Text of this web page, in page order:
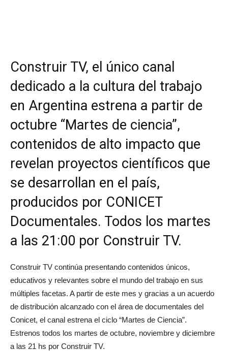
Construir TV, el único canal
dedicado a la cultura del trabajo
en Argentina estrena a partir de
octubre “Martes de ciencia”,
contenidos de alto impacto que
revelan proyectos científicos que
se desarrollan en el país,
producidos por CONICET
Documentales. Todos los martes
a las 21:00 por Construir TV.
Construir TV continúa presentando contenidos únicos,
educativos y relevantes sobre el mundo del trabajo en sus
múltiples facetas. A partir de este mes y gracias a un acuerdo
de distribución alcanzado con el área de documentales del
Conicet, el canal estrena el ciclo “Martes de Ciencia”.
Estrenos todos los martes de octubre, noviembre y diciembre
a las 21 hs por Construir TV.